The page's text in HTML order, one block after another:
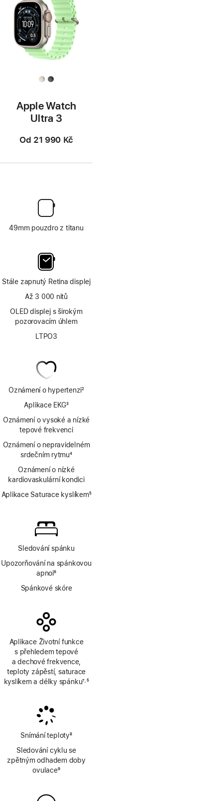
Apple Watch
Ultra 3
Od 21 990 Kč
49mm pouzdro z titanu
Stále zapnutý Retina displej
Až 3 000 nitů
OLED displej s širokým
pozorovacím úhlem
LTPO3
Oznámení o hypertenzi2
Aplikace EKG
Poznámka
3
Oznámení o vysoké a nízké
tepové frekvenci
Oznámení o nepravidelném
srdečním rytmu
Poznámka
4
Oznámení o nízké
kardiovaskulární kondici
Aplikace Saturace kyslíkem5
Sledování spánku
Upozorňování na spánkovou
apnoi
Poznámka
6
Spánkové skóre
Aplikace Životní funkce
s přehledem tepové
a dechové frekvence,
teploty zápěstí, saturace
kyslíkem a délky spánku7 5
Snímání teploty
Poznámka
8
Sledování cyklu se
zpětným odhadem doby
ovulace9